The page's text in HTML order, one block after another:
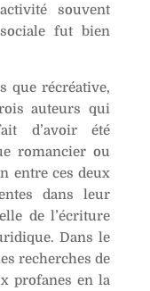
souvent
fut bien
que récréative,
auteurs qui
d’avoir été
romancier ou
entre ces deux
dans leur
de l’écriture
Dans le
recherches de
profanes en la